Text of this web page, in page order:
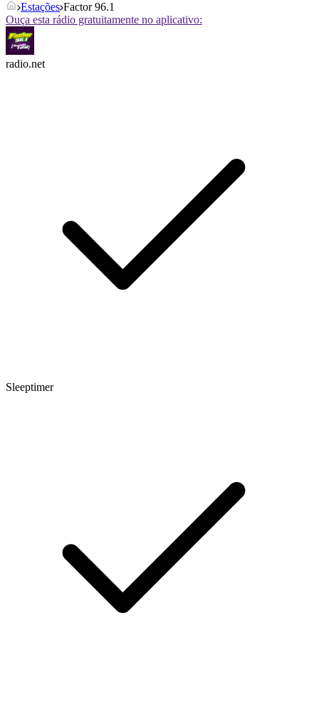
Estações Factor 96.1
Ouça esta rádio gratuitamente no aplicativo:
radio.net
Sleeptimer